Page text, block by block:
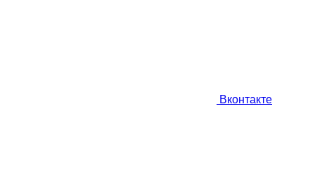
Вконтакте